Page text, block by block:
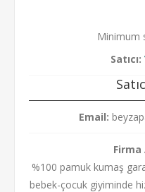
Minimum
Satıcı:
Email:
Firma
%100 pamuk kumaş
bebek-çocuk giyiminde